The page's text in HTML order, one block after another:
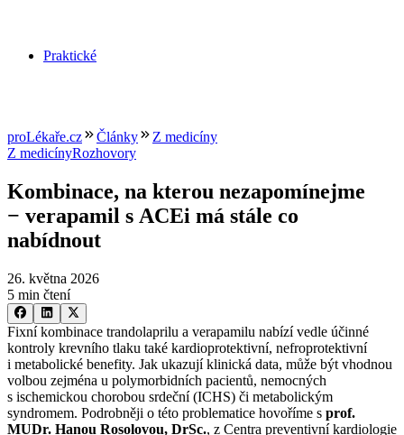
Praktické
proLékaře.cz Články
Z medicíny
Z medicínyRozhovory
Kombinace, na kterou nezapomínejme
−⁠ verapamil s ACEi má stále co
nabídnout
26. května 2026
5 min čtení
Fixní kombinace trandolaprilu a verapamilu nabízí vedle účinné
kontroly krevního tlaku také kardioprotektivní, nefroprotektivní
i metabolické benefity. Jak ukazují klinická data, může být vhodnou
volbou zejména u polymorbidních pacientů, nemocných
s ischemickou chorobou srdeční (ICHS) či metabolickým
syndromem. Podrobněji o této problematice hovoříme s prof.
MUDr. Hanou Rosolovou, DrSc., z Centra preventivní kardiologie